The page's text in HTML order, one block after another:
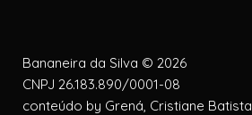
Bananeira da Silva © 2026
CNPJ 26.183.890/0001-08
conteúdo by Grená, Cristiane Batista